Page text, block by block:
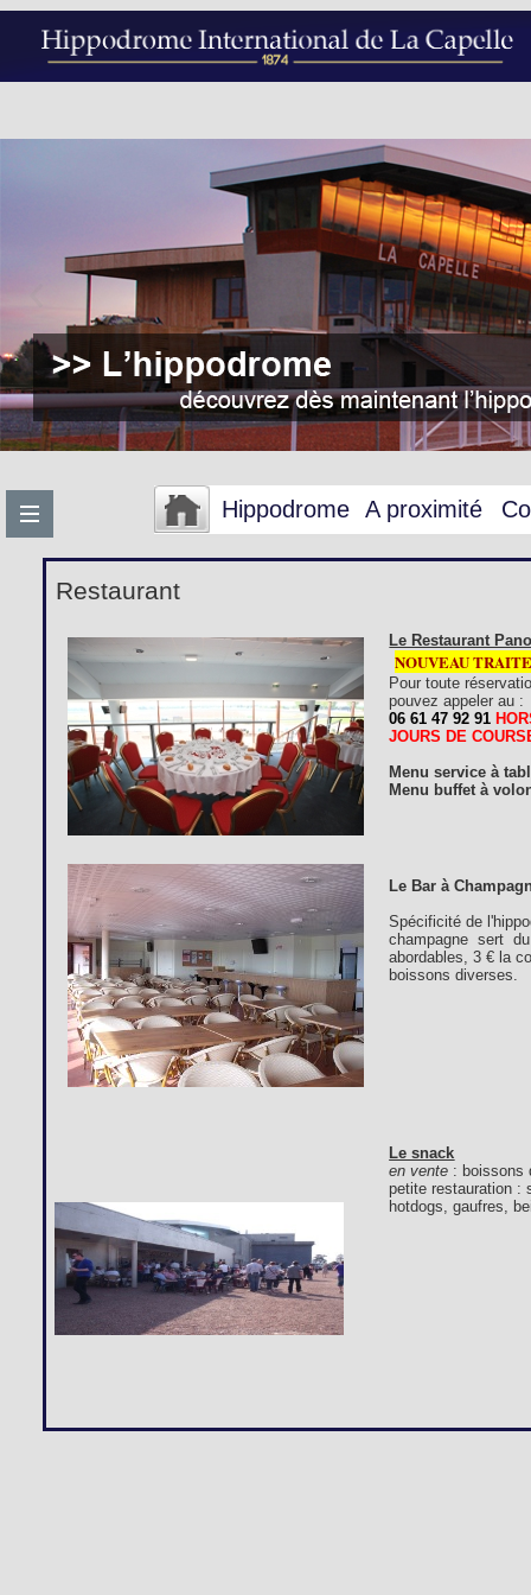
Hippodrome A proximité
Restaurant
Le Restaurant
NOUVEAU
Pour toute
pouvez appeler au :
06 61 47 92 91
JOURS DE
Menu service à
Menu buffet à
Le Bar à
Spécificité de
champagne sert
abordables, 3 € la
boissons diverses.
Le snack
en vente : boissons
petite restauration :
hotdogs, gaufres,